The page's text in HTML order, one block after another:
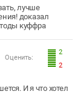
лучше
доказал
куффра
2
2
Оценить:
И я что хотел